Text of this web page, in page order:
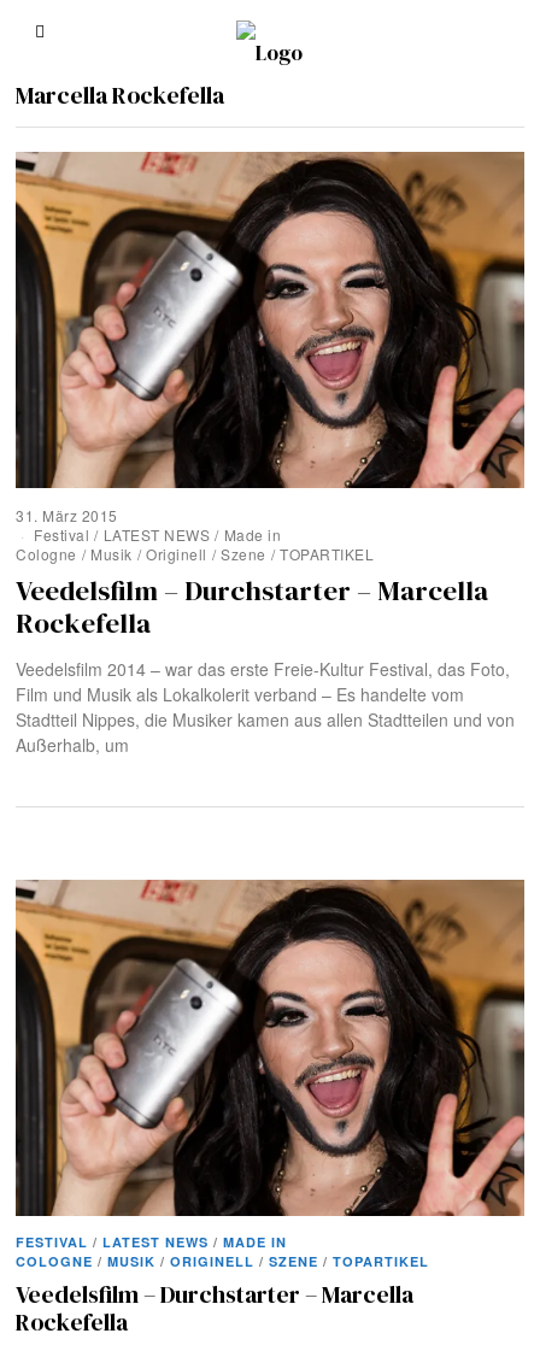
Marcella Rockefella
31. März 2015
Festival / LATEST NEWS / Made in
Cologne / Musik / Originell / Szene / TOPARTIKEL
Veedelsfilm – Durchstarter – Marcella
Rockefella
Veedelsfilm 2014 – war das erste Freie-Kultur Festival, das Foto,
Film und Musik als Lokalkolerit verband – Es handelte vom
Stadtteil Nippes, die Musiker kamen aus allen Stadtteilen und von
Außerhalb, um
FESTIVAL / LATEST NEWS / MADE IN
COLOGNE / MUSIK / ORIGINELL / SZENE / TOPARTIKEL
Veedelsfilm – Durchstarter – Marcella
Rockefella